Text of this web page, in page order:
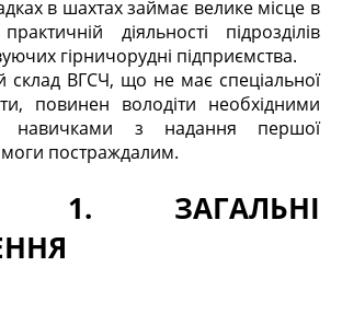
в шахтах займає велике місце в
діяльності підрозділів
гірничорудні підприємства.
склад ВГСЧ, що не має спеціальної
повинен володіти необхідними
навичками з надання першої
постраждалим.
1. ЗАГАЛЬНІ